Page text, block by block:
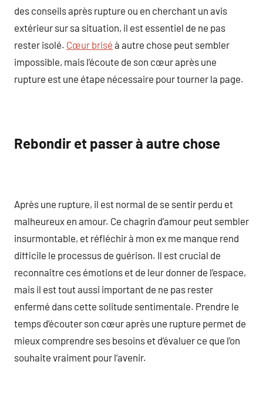
des conseils après rupture ou en cherchant un avis
extérieur sur sa situation, il est essentiel de ne pas
rester isolé. Cœur brisé à autre chose peut sembler
impossible, mais l’écoute de son cœur après une
rupture est une étape nécessaire pour tourner la page.
Rebondir et passer à autre chose
Après une rupture, il est normal de se sentir perdu et
malheureux en amour. Ce chagrin d’amour peut sembler
insurmontable, et réfléchir à mon ex me manque rend
difficile le processus de guérison. Il est crucial de
reconnaître ces émotions et de leur donner de l’espace,
mais il est tout aussi important de ne pas rester
enfermé dans cette solitude sentimentale. Prendre le
temps d’écouter son cœur après une rupture permet de
mieux comprendre ses besoins et d’évaluer ce que l’on
souhaite vraiment pour l’avenir.